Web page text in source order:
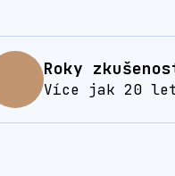
Roky
Více jak 20